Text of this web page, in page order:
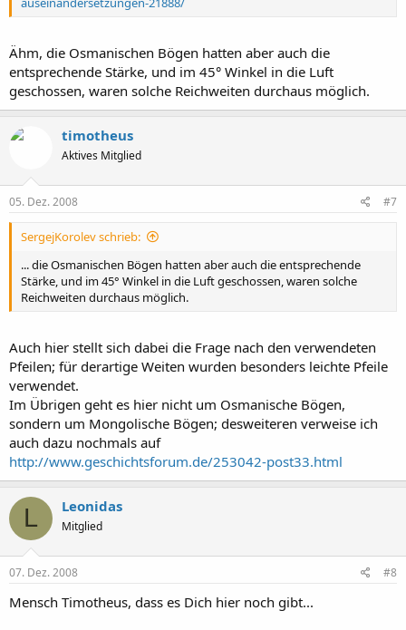
Ähm, die Osmanischen Bögen hatten aber auch die
entsprechende Stärke, und im 45° Winkel in die Luft
geschossen, waren solche Reichweiten durchaus möglich.
timotheus
Aktives Mitglied
05. Dez. 2008 #7
SergejKorolev schrieb:
... die Osmanischen Bögen hatten aber auch die entsprechende
Stärke, und im 45° Winkel in die Luft geschossen, waren solche
Reichweiten durchaus möglich.
Auch hier stellt sich dabei die Frage nach den verwendeten
Pfeilen; für derartige Weiten wurden besonders leichte Pfeile
verwendet.
Im Übrigen geht es hier nicht um Osmanische Bögen,
sondern um Mongolische Bögen; desweiteren verweise ich
auch dazu nochmals auf
http://www.geschichtsforum.de/253042-post33.html
L Leonidas
Mitglied
07. Dez. 2008 #8
Mensch Timotheus, dass es Dich hier noch gibt...